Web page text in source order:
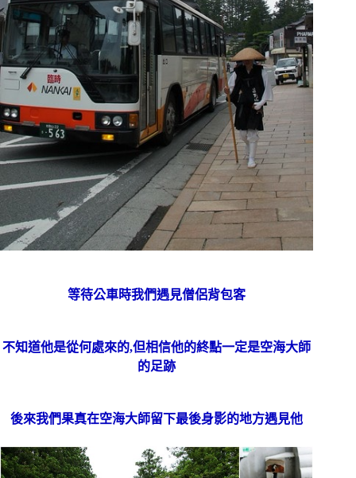
等待公車時我們遇見僧侶背包客
不知道他是從何處來的,但相信他的終點一定是空海大師
的足跡
後來我們果真在空海大師留下最後身影的地方遇見他